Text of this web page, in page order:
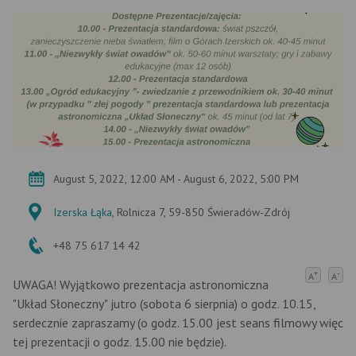
August 5, 2022, 12:00 AM - August 6, 2022, 5:00 PM
Izerska Łąka, Rolnicza 7, 59-850 Świeradów-Zdrój
+48 75 617 14 42
A+ A-
UWAGA! Wyjątkowo prezentacja astronomiczna
"Układ Słoneczny" jutro (sobota 6 sierpnia) o godz. 10.15,
serdecznie zapraszamy (o godz. 15.00 jest seans filmowy więc
tej prezentacji o godz. 15.00 nie będzie).